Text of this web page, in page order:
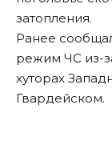
затопления.
Ранее
режим ЧС из-
хуторах
Гвардейском.